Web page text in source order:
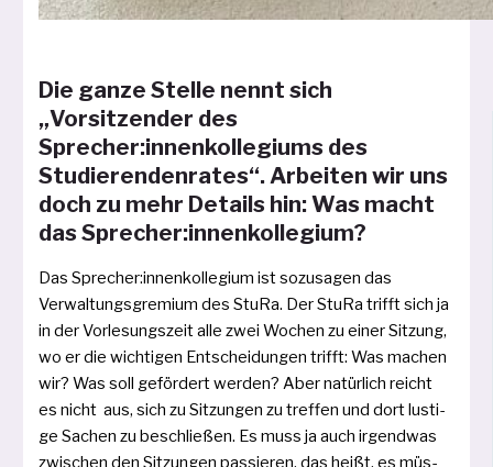
Die ganze Stelle nennt sich
„Vorsitzender des
Sprecher:innenkollegiums des
Studierendenrates“. Arbeiten wir uns
doch zu mehr Details hin: Was macht
das Sprecher:innenkollegium?
Das Sprecher:innenkollegium ist sozu­sa­gen das
Verwaltungsgremium des StuRa. Der StuRa trifft sich ja
in der Vorlesungszeit alle zwei Wochen zu einer Sitzung,
wo er die wich­ti­gen Entscheidungen trifft: Was machen
wir? Was soll geför­dert wer­den? Aber natür­lich reicht
es nicht aus, sich zu Sitzungen zu tref­fen und dort lus­ti­
ge Sachen zu beschlie­ßen. Es muss ja auch irgend­was
zwi­schen den Sitzungen pas­sie­ren, das heißt, es müs­